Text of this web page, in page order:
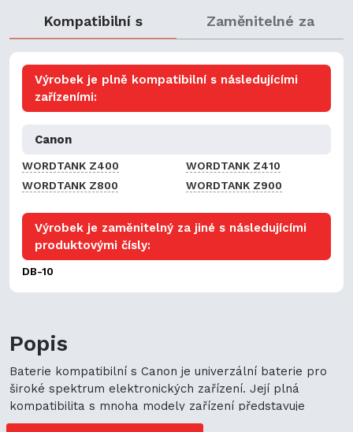
Kompatibilní s Zaměnitelné za
Výrobek je plně kompatibilní s následujícími
zařízeními:
Canon
WORDTANK Z400
WORDTANK Z410
WORDTANK Z800
WORDTANK Z900
Výrobek je zaměnitelný za jiné s následujícími
produktovými čísly:
DB-10
Popis
Baterie kompatibilní s Canon je univerzální baterie pro
široké spektrum elektronických zařízení. Její plná
kompatibilita s mnoha modely zařízení představuje
cenově výhodné možnosti nákupu. Její univerzální použití